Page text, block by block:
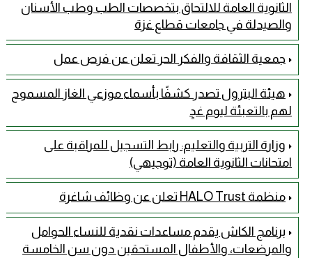
الثانوية العامة للالتحاق بتخصصات الطب وطب الأسنان
والصيدلة في جامعات قطاع غزة
جمعية الثقافة والفكر الحر تعلن عن فرص عمل
هيئة البترول تصدر كشفًا بأسماء موزعي الغاز المسموح
لهم بالتعبئة ليوم غدٍ
وزارة التربية والتعليم: رابط التسجيل للمراقبة على
امتحانات الثانوية العامة (توجيهي)
منظمة HALO Trust تعلن عن وظائف شاغرة
برنامج الكاش يقدم مساعدات نقدية للنساء الحوامل
والمرضعات، والأطفال المستحقين دون سن الخامسة